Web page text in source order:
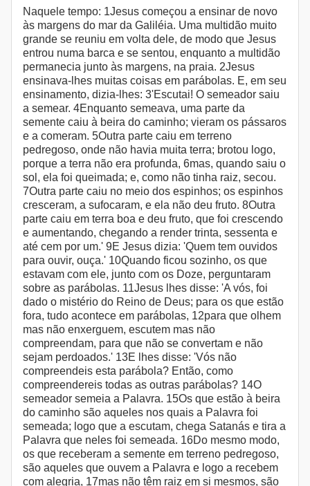
Naquele tempo: 1Jesus começou a ensinar de novo
às margens do mar da Galiléia. Uma multidão muito
grande se reuniu em volta dele, de modo que Jesus
entrou numa barca e se sentou, enquanto a multidão
permanecia junto às margens, na praia. 2Jesus
ensinava-lhes muitas coisas em parábolas. E, em seu
ensinamento, dizia-lhes: 3'Escutai! O semeador saiu
a semear. 4Enquanto semeava, uma parte da
semente caiu à beira do caminho; vieram os pássaros
e a comeram. 5Outra parte caiu em terreno
pedregoso, onde não havia muita terra; brotou logo,
porque a terra não era profunda, 6mas, quando saiu o
sol, ela foi queimada; e, como não tinha raiz, secou.
7Outra parte caiu no meio dos espinhos; os espinhos
cresceram, a sufocaram, e ela não deu fruto. 8Outra
parte caiu em terra boa e deu fruto, que foi crescendo
e aumentando, chegando a render trinta, sessenta e
até cem por um.' 9E Jesus dizia: 'Quem tem ouvidos
para ouvir, ouça.' 10Quando ficou sozinho, os que
estavam com ele, junto com os Doze, perguntaram
sobre as parábolas. 11Jesus lhes disse: 'A vós, foi
dado o mistério do Reino de Deus; para os que estão
fora, tudo acontece em parábolas, 12para que olhem
mas não enxerguem, escutem mas não
compreendam, para que não se convertam e não
sejam perdoados.' 13E lhes disse: 'Vós não
compreendeis esta parábola? Então, como
compreendereis todas as outras parábolas? 14O
semeador semeia a Palavra. 15Os que estão à beira
do caminho são aqueles nos quais a Palavra foi
semeada; logo que a escutam, chega Satanás e tira a
Palavra que neles foi semeada. 16Do mesmo modo,
os que receberam a semente em terreno pedregoso,
são aqueles que ouvem a Palavra e logo a recebem
com alegria, 17mas não têm raiz em si mesmos, são